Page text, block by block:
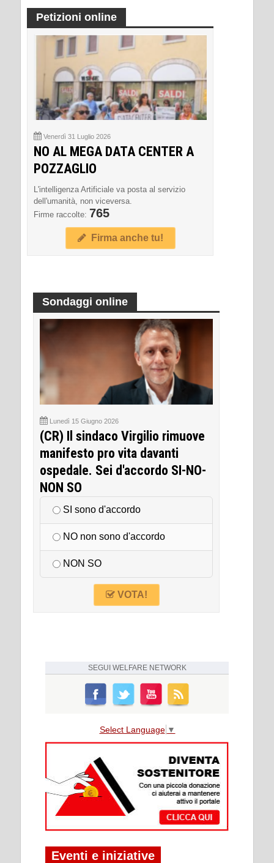
Petizioni online
Venerdì 31 Luglio 2026
NO AL MEGA DATA CENTER A
POZZAGLIO
L'intelligenza Artificiale va posta al servizio
dell'umanità, non viceversa.
Firme raccolte: 765
Firma anche tu!
Sondaggi online
Lunedì 15 Giugno 2026
(CR) Il sindaco Virgilio rimuove
manifesto pro vita davanti
ospedale. Sei d'accordo SI-NO-
NON SO
SI sono d'accordo
NO non sono d'accordo
NON SO
VOTA!
SEGUI WELFARE NETWORK
Select Language ▼
Eventi e iniziative